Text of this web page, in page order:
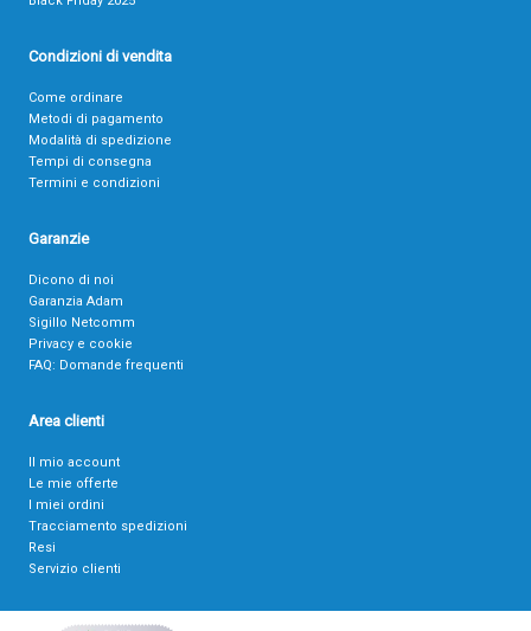
Condizioni di vendita
Come ordinare
Metodi di pagamento
Modalità di spedizione
Tempi di consegna
Termini e condizioni
Garanzie
Dicono di noi
Garanzia Adam
Sigillo Netcomm
Privacy e cookie
FAQ: Domande frequenti
Area clienti
Il mio account
Le mie offerte
I miei ordini
Tracciamento spedizioni
Resi
Servizio clienti